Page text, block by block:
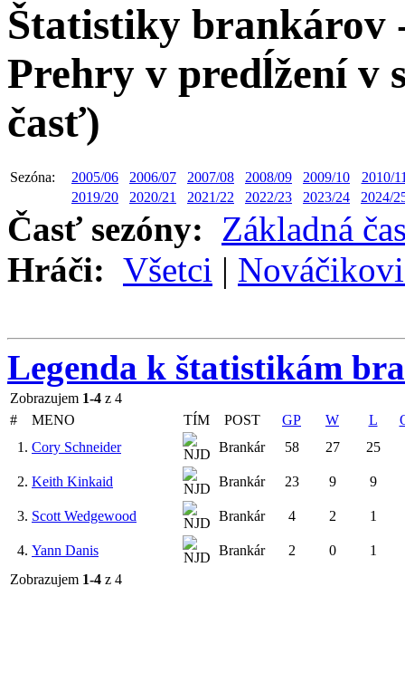
Štatistiky brankárov
Prehry v predĺžení v
časť)
Sezóna: 2005/06 2006/07 2007/08 2008/09 2009/10
2010/
2019/20
2020/21 2021/22 2022/23 2023/24 2024/
Časť sezóny: Základná
Hráči: Všetci |
Legenda k štatistikám
Zobrazujem 1-4 z 4
#
MENO TÍM POST GP W L
1. Cory Schneider Brankár 58 27 25
2. Keith Kinkaid Brankár 23 9 9
3. Scott Wedgewood Brankár 4 2 1
4. Yann Danis Brankár 2 0
1
Zobrazujem 1-4 z 4